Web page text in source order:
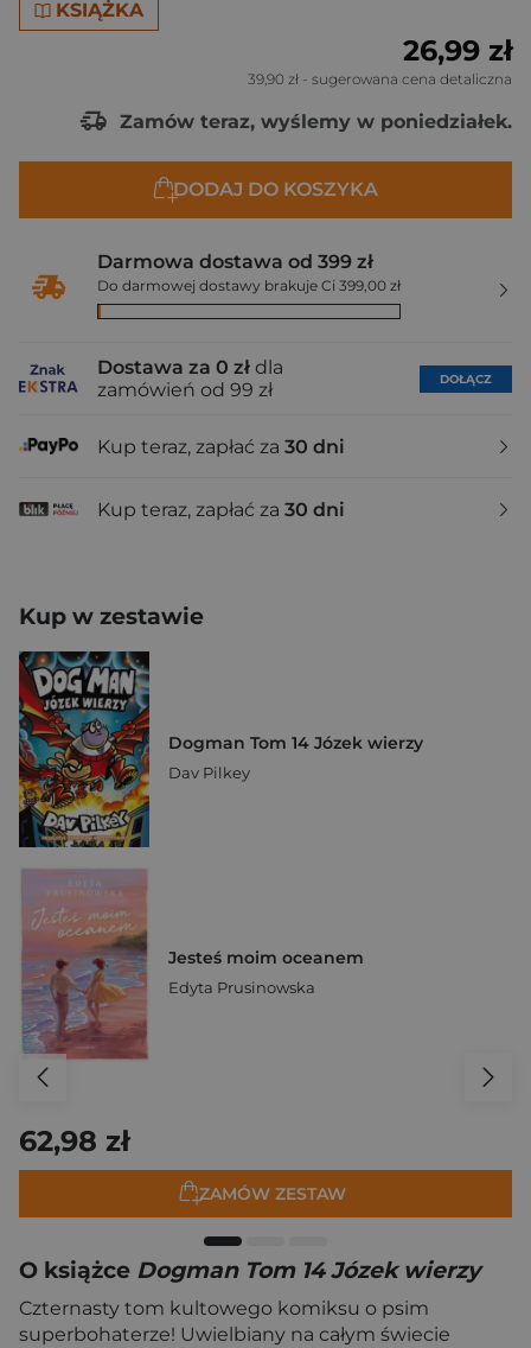
KSIĄŻKA
26,99 zł
39,90 zł - sugerowana cena detaliczna
Zamów teraz, wyślemy w poniedziałek.
DODAJ DO KOSZYKA
Darmowa dostawa od 399 zł
Do darmowej dostawy brakuje Ci 399,00 zł
Dostawa za 0 zł dla
zamówień od 99 zł
DOŁĄCZ
Kup teraz, zapłać za 30 dni
Kup teraz, zapłać za 30 dni
Kup w zestawie
Dogman Tom 14 Józek wierzy
Dav Pilkey
Jesteś moim oceanem
Edyta Prusinowska
62,98 zł
ZAMÓW ZESTAW
O książce Dogman Tom 14 Józek wierzy
Czternasty tom kultowego komiksu o psim
superbohaterze! Uwielbiany na całym świecie